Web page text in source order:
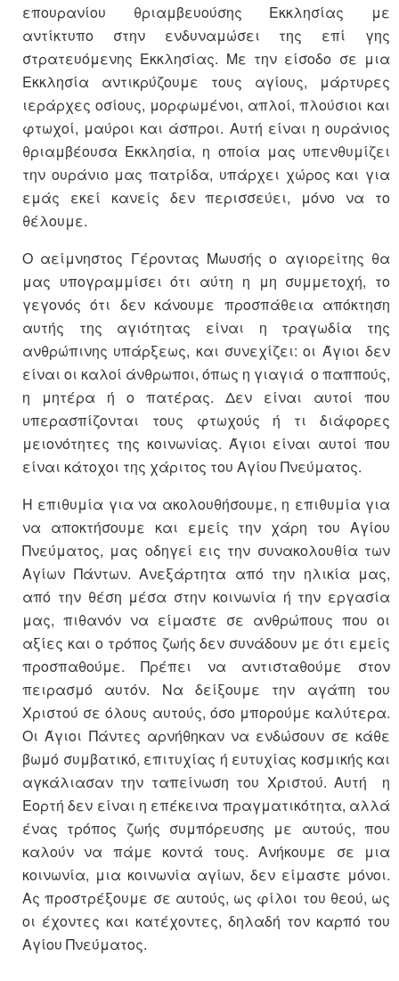
επουρανίου θριαμβευούσης Εκκλησίας με
αντίκτυπο στην ενδυναμώσει της επί γης
στρατευόμενης Εκκλησίας. Με την είσοδο σε μια
Εκκλησία αντικρύζουμε τους αγίους, μάρτυρες
ιεράρχες οσίους, μορφωμένοι, απλοί, πλούσιοι και
φτωχοί, μαύροι και άσπροι. Αυτή είναι η ουράνιος
θριαμβέουσα Εκκλησία, η οποία μας υπενθυμίζει
την ουράνιο μας πατρίδα, υπάρχει χώρος και για
εμάς εκεί κανείς δεν περισσεύει, μόνο να το
θέλουμε.
Ο αείμνηστος Γέροντας Μωυσής ο αγιορείτης θα
μας υπογραμμίσει ότι αύτη η μη συμμετοχή, το
γεγονός ότι δεν κάνουμε προσπάθεια απόκτηση
αυτής της αγιότητας είναι η τραγωδία της
ανθρώπινης υπάρξεως, και συνεχίζει: οι Άγιοι δεν
είναι οι καλοί άνθρωποι, όπως η γιαγιά ο παππούς,
η μητέρα ή ο πατέρας. Δεν είναι αυτοί που
υπερασπίζονται τους φτωχούς ή τι διάφορες
μειονότητες της κοινωνίας. Άγιοι είναι αυτοί που
είναι κάτοχοι της χάριτος του Αγίου Πνεύματος.
Η επιθυμία για να ακολουθήσουμε, η επιθυμία για
να αποκτήσουμε και εμείς την χάρη του Αγίου
Πνεύματος, μας οδηγεί εις την συνακολουθία των
Αγίων Πάντων. Ανεξάρτητα από την ηλικία μας,
από την θέση μέσα στην κοινωνία ή την εργασία
μας, πιθανόν να είμαστε σε ανθρώπους που οι
αξίες και ο τρόπος ζωής δεν συνάδουν με ότι εμείς
προσπαθούμε. Πρέπει να αντισταθούμε στον
πειρασμό αυτόν. Να δείξουμε την αγάπη του
Χριστού σε όλους αυτούς, όσο μπορούμε καλύτερα.
Οι Άγιοι Πάντες αρνήθηκαν να ενδώσουν σε κάθε
βωμό συμβατικό, επιτυχίας ή ευτυχίας κοσμικής και
αγκάλιασαν την ταπείνωση του Χριστού. Αυτή η
Εορτή δεν είναι η επέκεινα πραγματικότητα, αλλά
ένας τρόπος ζωής συμπόρευσης με αυτούς, που
καλούν να πάμε κοντά τους. Ανήκουμε σε μια
κοινωνία, μια κοινωνία αγίων, δεν είμαστε μόνοι.
Ας προστρέξουμε σε αυτούς, ως φίλοι του θεού, ως
οι έχοντες και κατέχοντες, δηλαδή τον καρπό του
Αγίου Πνεύματος.